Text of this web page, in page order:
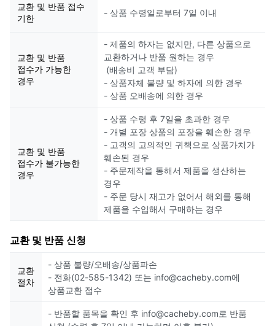
교환 및 반품 접수
기한
- 상품 수령일로부터 7일 이내
교환 및 반품
접수가 가능한
경우
- 제품의 하자는 없지만, 다른 상품으로
교환하거나 반품 원하는 경우
(배송비 고객 부담)
- 상품자체 불량 및 하자에 의한 경우
- 상품 오배송에 의한 경우
교환 및 반품
접수가 불가능한
경우
- 상품 수령 후 7일을 초과한 경우
- 개별 포장 상품의 포장을 훼손한 경우
- 고객의 고의적인 귀책으로 상품가치가
훼손된 경우
- 주문제작을 통해서 제품을 생산하는
경우
- 주문 당시 재고가 없어서 해외를 통해
제품을 수입해서 구매하는 경우
교환 및 반품 신청
교환
절차
- 상품 불량/오배송/상품파손
- 전화(02-585-1342) 또는 info@cacheby.com에
상품교환 접수
- 반품할 품목을 확인 후 info@cacheby.com로 반품